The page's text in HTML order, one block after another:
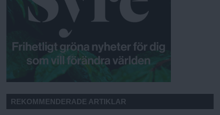
REKOMMENDERADE ARTIKLAR